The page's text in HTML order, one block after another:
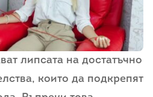
липсата на достатъчно
които да подкрепят